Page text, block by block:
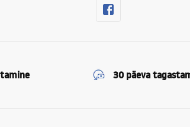
30 päeva